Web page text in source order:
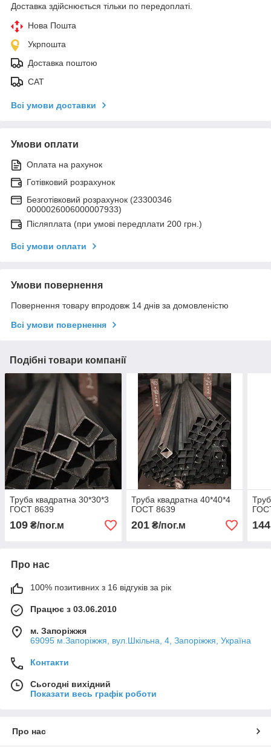
Доставка здійснюється тільки по передоплаті.
Нова Пошта
Укрпошта
Доставка поштою
САТ
Всі умови доставки
Умови оплати
Оплата на рахунок
Готівковий розрахунок
Безготівковий розрахунок (23300346
0000026006000007933)
Післяплата (при умові передплати 200 грн.)
Всі умови оплати
Умови повернення
Повернення товару впродовж 14 днів за домовленістю
Всі умови повернення
Подібні товари компанії
Труба квадратна 30*30*3
ГОСТ 8639
109 ₴/пог.м
Труба квадратна 40*40*4
ГОСТ 8639
201₴/пог.м 144
Про нас
100% позитивних з 16 відгуків за рік
Працює з 03.06.2010
м. Запоріжжя
69095 м.Запоріжжя, вул.Шкільна, 4, Запоріжжя, Україна
Контакти
Сьогодні вихідний
Показати весь графік роботи
Про нас